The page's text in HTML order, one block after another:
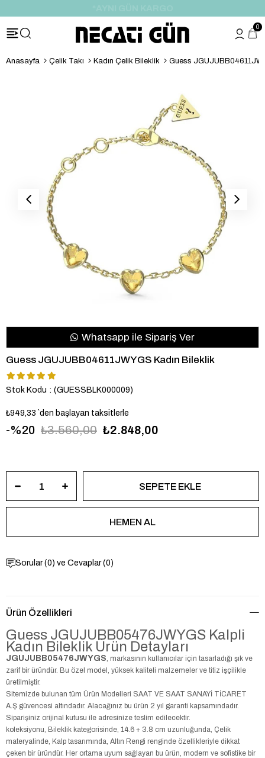
0
Anasayfa Çelik Takı Kadın Çelik Bileklik Guess
Whatsapp ile Sipariş Ver
Guess JGUJUBB04611JWYGS Kadın Bileklik
Stok Kodu (GUESSBLK000009)
₺949,33 `den başlayan taksitlerle
20 ₺3.560,00 ₺2.848,00
Sorular (0) ve Cevaplar (0)
Ürün Özellikleri
Guess JGUJUBB05476JWYGS Kalpli
Kadın Bileklik Ürün Detayları
JGUJUBB05476JWYGS, markasının kullanıcılar için tasarladığı şık ve
zarif bir üründür. Bu özel model, yüksek kaliteli malzemeler ve titiz işçilikle
üretilmiştir.
Sitemizde bulunan tüm Ürün Modelleri SAAT VE SAAT SANAYİ TİCARET
A.Ş güvencesi altındadır. Alacağınız bu ürün 2 yıl garanti kapsamındadır.
Siparişiniz orijinal kutusu ile adresinize teslim edilecektir.
koleksiyonu, Bileklik kategorisinde, 14.6 + 3.8 cm uzunluğunda, Çelik
materyalinde, Kalp tasarımında, Altın Rengi renginde özellikleriyle dikkat
çeken bir üründür. Her ortama uyum sağlayan bu ürün, modern ve sofistike bir